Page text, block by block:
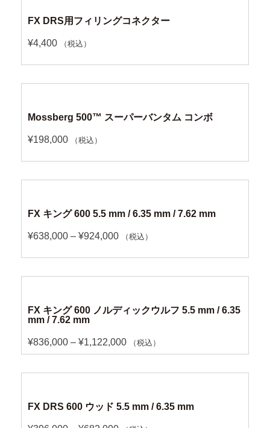
FX DRS用フィリングコネクター
¥4,400 （税込）
Mossberg 500™ スーパーバンタム コンボ
¥198,000 （税込）
FX キング 600 5.5 mm / 6.35 mm / 7.62 mm
¥638,000 – ¥924,000 （税込）
FX キング 600 ノルディックウルフ 5.5 mm / 6.35
mm / 7.62 mm
¥836,000 – ¥1,122,000 （税込）
FX DRS 600 ウッド 5.5 mm / 6.35 mm